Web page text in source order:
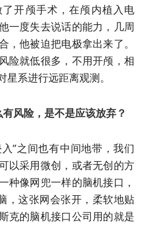
开颅手术，在颅内植入电
一度失去说话的能力，几周
，他被迫把电极拿出来了。
险就低很多，不用开颅，相
系进行远距离观测。
风险，是不是应该放弃？
入”之间也有中间地带，我们
以采用微创，或者无创的方
种像网兜一样的脑机接口，
，这张网会张开，柔软地贴
克的脑机接口公司用的就是